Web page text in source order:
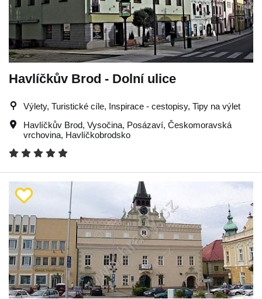
Havlíčkův Brod - Dolní ulice
Výlety, Turistické cíle, Inspirace - cestopisy, Tipy na výlet
Havlíčkův Brod, Vysočina, Posázaví, Českomoravská
vrchovina, Havlíčkobrodsko